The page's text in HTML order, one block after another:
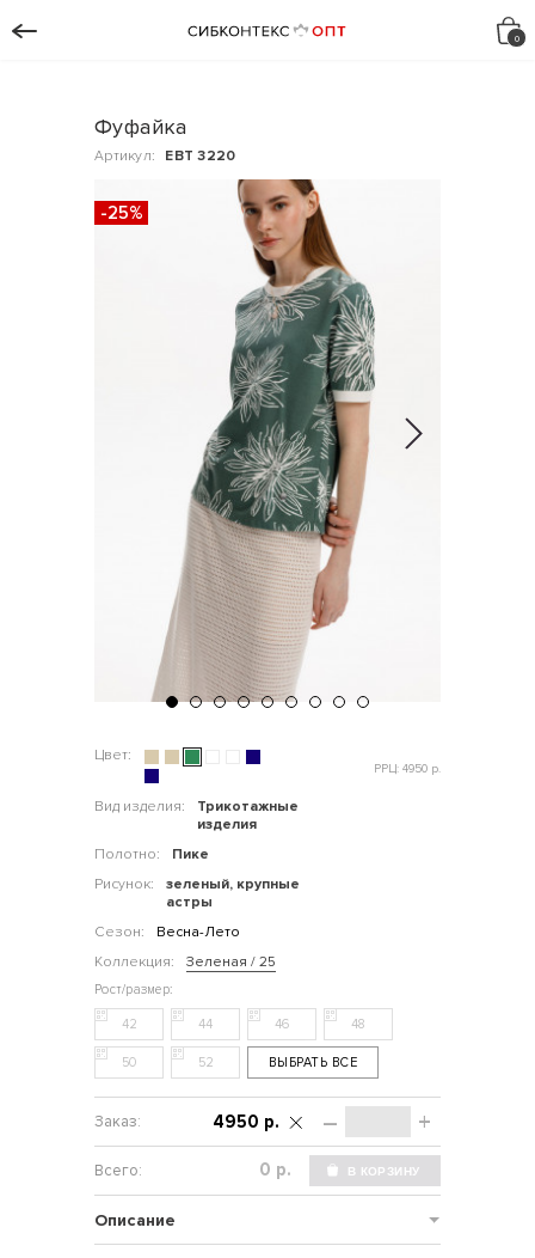
Фуфайка
Артикул: ЕВТ 3220
-25%
Цвет:
Вид изделия:
Трикотажные
изделия
Полотно:
Пике
Рисунок:
зеленый, крупные
астры
Сезон:
Весна-Лето
Коллекция:
Зеленая / 25
РРЦ: 4950 р.
42 44 46 48
50 52 ВЫБРАТЬ ВСЕ
– +
4950 р.
р.
Описание